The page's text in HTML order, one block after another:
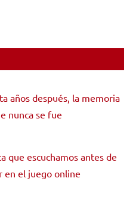
años después, la memoria
nunca se fue
que escuchamos antes de
en el juego online